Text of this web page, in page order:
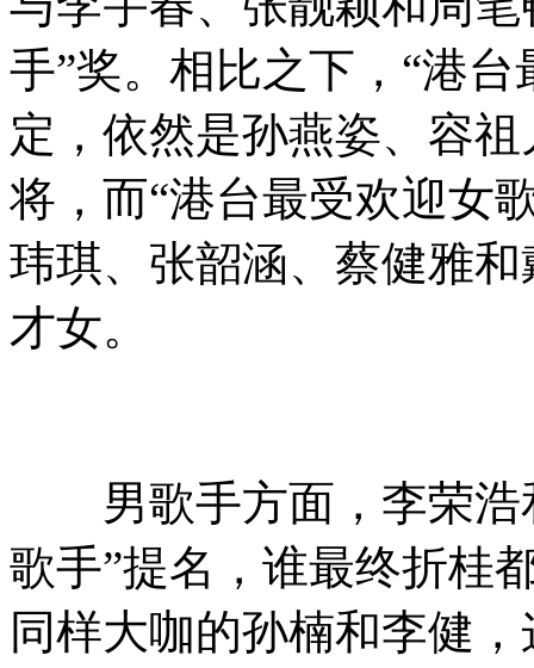
手”奖。相比之下，“港
定，依然是孙燕姿、容
将，而“港台最受欢迎女
玮琪、张韶涵、蔡健雅
才女。
男歌手方面，李荣浩
歌手”提名，谁最终折桂
同样大咖的孙楠和李健